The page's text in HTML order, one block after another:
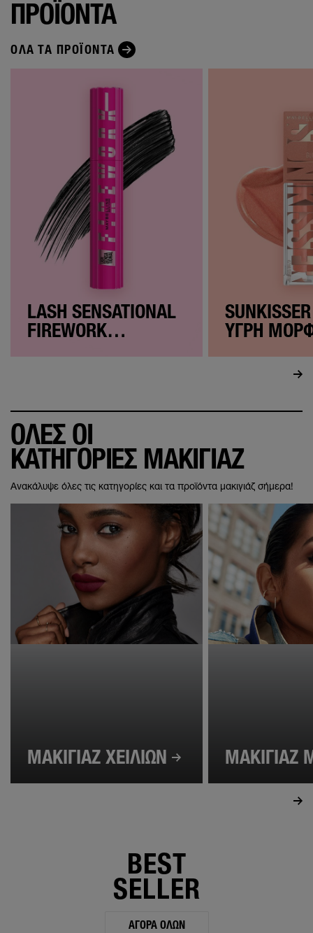
ΠΡΟΪΟΝΤΑ
ΌΛΑ ΤΑ ΠΡΟΪΌΝΤΑ
LASH SENSATIONAL
FIREWORK ΥΓΡΗ
ΟΛΕΣ ΟΙ
ΚΑΤΗΓΟΡΙΕΣ ΜΑΚΙΓΙΑΖ
Ανακάλυψε όλες τις κατηγορίες και τα προϊόντα μακιγιάζ σήμερα!
ΜΑΚΙΓΙΑΖ ΧΕΙΛΙΩΝ ΜΑΚΙΓΙΑΖ
BEST
SELLER
ΑΓΟΡΆ ΌΛΩΝ